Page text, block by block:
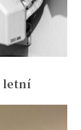
letní